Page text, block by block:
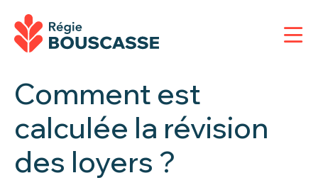
Comment est
calculée la révision
des loyers ?